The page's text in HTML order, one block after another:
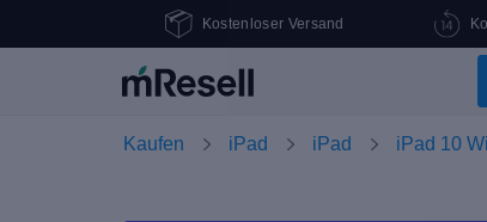
Kostenloser Versand
Kaufen iPad iPad iPad 10